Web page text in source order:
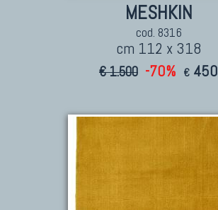
MESHKIN
cod. 8316
cm 112 x 318
€ 1.500 -70% € 450